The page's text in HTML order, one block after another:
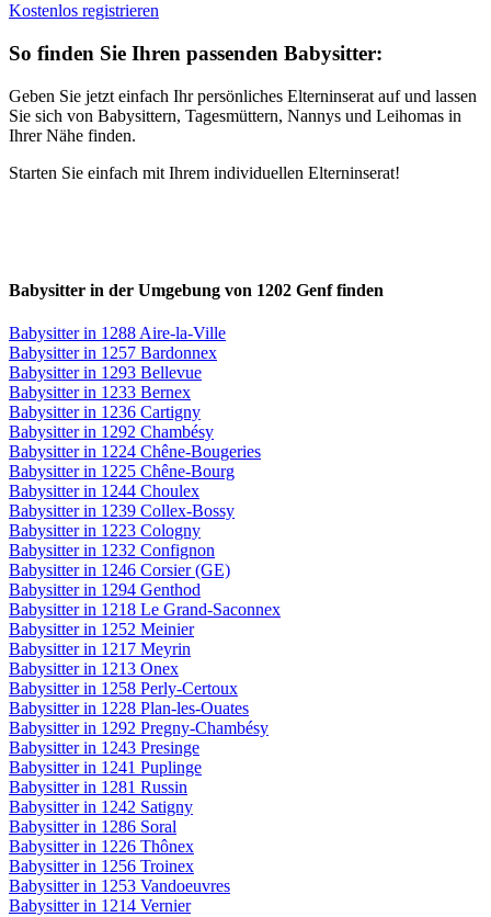
Kostenlos registrieren
So finden Sie Ihren passenden Babysitter:
Geben Sie jetzt einfach Ihr persönliches Elterninserat auf und lassen
Sie sich von Babysittern, Tagesmüttern, Nannys und Leihomas in
Ihrer Nähe finden.
Starten Sie einfach mit Ihrem individuellen Elterninserat!
Babysitter in der Umgebung von 1202 Genf finden
Babysitter in 1288 Aire-la-Ville
Babysitter in 1257 Bardonnex
Babysitter in 1293 Bellevue
Babysitter in 1233 Bernex
Babysitter in 1236 Cartigny
Babysitter in 1292 Chambésy
Babysitter in 1224 Chêne-Bougeries
Babysitter in 1225 Chêne-Bourg
Babysitter in 1244 Choulex
Babysitter in 1239 Collex-Bossy
Babysitter in 1223 Cologny
Babysitter in 1232 Confignon
Babysitter in 1246 Corsier (GE)
Babysitter in 1294 Genthod
Babysitter in 1218 Le Grand-Saconnex
Babysitter in 1252 Meinier
Babysitter in 1217 Meyrin
Babysitter in 1213 Onex
Babysitter in 1258 Perly-Certoux
Babysitter in 1228 Plan-les-Ouates
Babysitter in 1292 Pregny-Chambésy
Babysitter in 1243 Presinge
Babysitter in 1241 Puplinge
Babysitter in 1281 Russin
Babysitter in 1242 Satigny
Babysitter in 1286 Soral
Babysitter in 1226 Thônex
Babysitter in 1256 Troinex
Babysitter in 1253 Vandoeuvres
Babysitter in 1214 Vernier